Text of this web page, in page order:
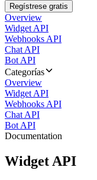
Regístrese gratis
Overview
Widget API
Webhooks API
Chat API
Bot API
Categorías
Overview
Widget API
Webhooks API
Chat API
Bot API
Documentation
Widget API